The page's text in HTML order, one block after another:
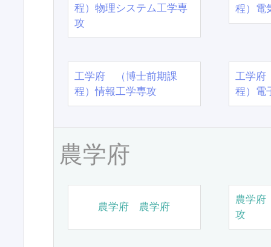
程）物理システム工学専
攻
程）電
工学府 （博士前期課
程）情報工学専攻
工学
程）電
農学府
農学府 農学府
農学
攻